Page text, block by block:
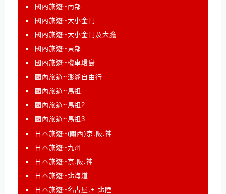
國內旅遊~南部
國內旅遊~大小金門
國內旅遊~大小金門及大膽
國內旅遊~東部
國內旅遊~機車環島
國內旅遊~澎湖自由行
國內旅遊~馬祖
國內旅遊~馬祖2
國內旅遊~馬祖3
日本旅遊~(關西)京.阪.神
日本旅遊~九州
日本旅遊~京.阪.神
日本旅遊~北海道
日本旅遊~名古屋.+ 北陸